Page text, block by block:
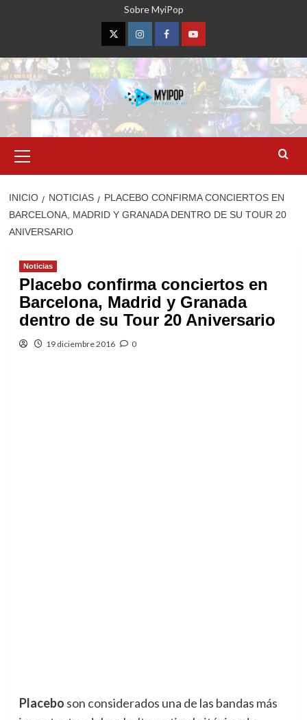
Sobre MyiPop
TwitterInstagramFacebookYouTube
primario
INICIO NOTICIAS
PLACEBO CONFIRMA CONCIERTOS EN
BARCELONA, MADRID Y GRANADA DENTRO DE SU TOUR 20
ANIVERSARIO
Noticias
Placebo confirma conciertos en
Barcelona, Madrid y Granada
dentro de su Tour 20 Aniversario
19 diciembre 2016 0
Placebo son considerados una de las bandas más